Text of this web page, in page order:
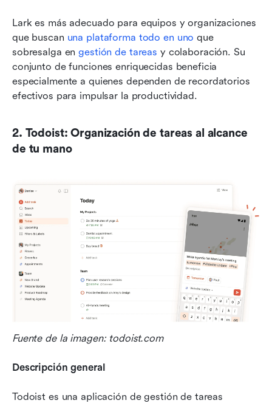
Lark es más adecuado para equipos y organizaciones
que buscan una plataforma todo en uno que
sobresalga en gestión de tareas y colaboración. Su
conjunto de funciones enriquecidas beneficia
especialmente a quienes dependen de recordatorios
efectivos para impulsar la productividad.
2. Todoist: Organización de tareas al alcance
de tu mano
Fuente de la imagen: todoist.com
Descripción general
Todoist es una aplicación de gestión de tareas